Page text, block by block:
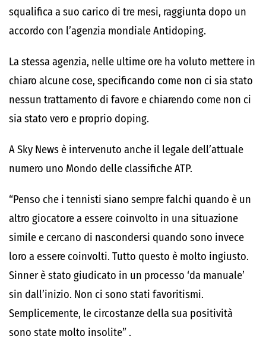
squalifica a suo carico di tre mesi, raggiunta dopo un
accordo con l’agenzia mondiale Antidoping.
La stessa agenzia, nelle ultime ore ha voluto mettere in
chiaro alcune cose, specificando come non ci sia stato
nessun trattamento di favore e chiarendo come non ci
sia stato vero e proprio doping.
A Sky News è intervenuto anche il legale dell’attuale
numero uno Mondo delle classifiche ATP.
“Penso che i tennisti siano sempre falchi quando è un
altro giocatore a essere coinvolto in una situazione
simile e cercano di nascondersi quando sono invece
loro a essere coinvolti. Tutto questo è molto ingiusto.
Sinner è stato giudicato in un processo ‘da manuale’
sin dall’inizio. Non ci sono stati favoritismi.
Semplicemente, le circostanze della sua positività
sono state molto insolite” .